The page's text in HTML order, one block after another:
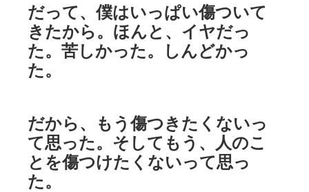
だって、僕はいっぱい傷ついて
きたから。ほんと、イヤだっ
た。苦しかった。しんどかっ
た。
だから、もう傷つきたくないっ
て思った。そしてもう、人のこ
とを傷つけたくないって思っ
た。